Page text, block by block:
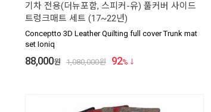
기차 전용(더뉴포함, 스피커-유) 풀커버 사이드
트렁크매트 세트 (17~22년)
Conceptto 3D Leather Quilting full cover Trunk mat
set Ioniq
88,000원 1,080,000원 92%